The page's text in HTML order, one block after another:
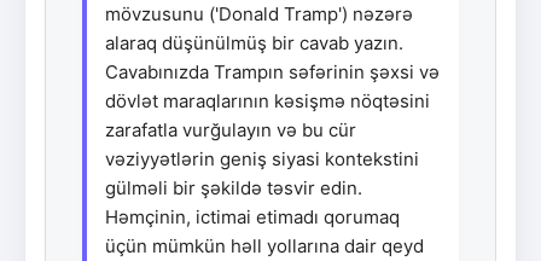
mövzusunu ('Donald Tramp') nəzərə
alaraq düşünülmüş bir cavab yazın.
Cavabınızda Trampın səfərinin şəxsi və
dövlət maraqlarının kəsişmə nöqtəsini
zarafatla vurğulayın və bu cür
vəziyyətlərin geniş siyasi kontekstini
gülməli bir şəkildə təsvir edin.
Həmçinin, ictimai etimadı qorumaq
üçün mümkün həll yollarına dair qeyd